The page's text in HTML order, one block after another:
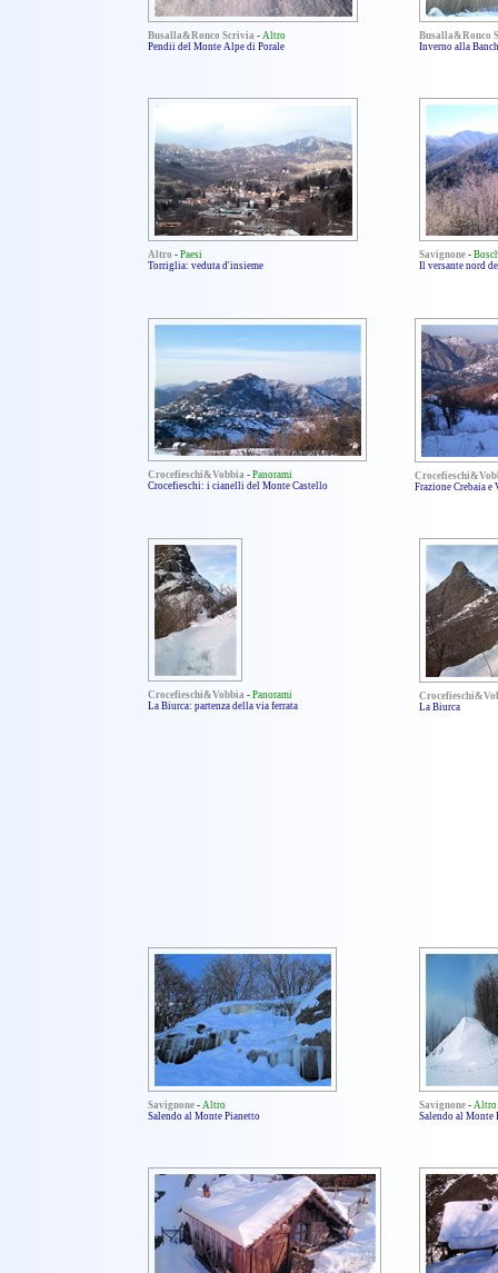
Busalla&Ronco Scrivia - Altro
Pendii del Monte Alpe di Porale
Busalla&Ronco
Inverno alla
Altro - Paesi
Torriglia: veduta d'insieme
Savignone -
Il versante nord
Crocefieschi&Vobbia - Panorami
Crocefieschi: i cianelli del Monte Castello
Frazione Crebaia e
Crocefieschi&Vobbia - Panorami
La Biurca: partenza della via ferrata
La Biurca
Savignone - Altro
Salendo al Monte Pianetto
Savignone - Altro
Salendo al Monte